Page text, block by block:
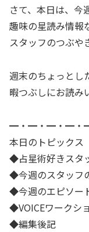
さて、本日は、今
趣味の星読み情報
スタッフのつぶや
週末のちょっとし
暇つぶしにお読み
━・━・━・━
本日のトピックス
◆占星術好きスタ
◆今週のスタッフ
◆今週のエピソー
◆VOICEワークシ
◆編集後記